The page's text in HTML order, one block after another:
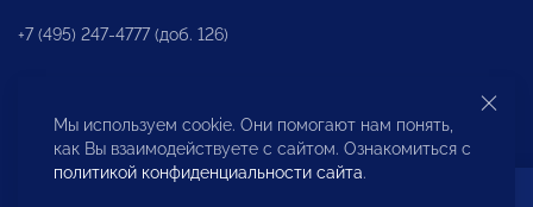
+7 (495) 247-4777 (доб. 126)
Бюро по защите прав предпринимателей и
инвесторов
Мы используем cookie. Они помогают нам понять,
как Вы взаимодействуете с сайтом. Ознакомиться с
политикой конфиденциальности сайта.